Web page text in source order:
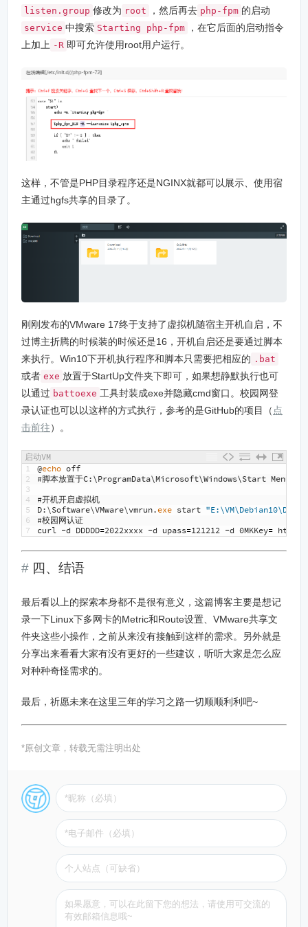
listen.group 修改为 root ，然后再去 php-fpm 的启动
service 中搜索 Starting php-fpm
，在它后面的启动指令
上加上 -R 即可允许使用root用户运行。
这样，不管是PHP目录程序还是NGINX就都可以展示、使用宿
主通过hgfs共享的目录了。
刚刚发布的VMware 17终于支持了虚拟机随宿主开机自启，不
过博主折腾的时候装的时候还是16，开机自启还是要通过脚本
来执行。Win10下开机执行程序和脚本只需要把相应的 .bat
或者 exe 放置于StartUp文件夹下即可，如果想静默执行也可
以通过 battoexe 工具封装成exe并隐藏cmd窗口。校园网登
录认证也可以以这样的方式执行，参考的是GitHub的项目（ 点
击前往）。
启动VM
1
2
3
4
5
6
7
@echo off
#脚本放置于C:\ProgramData\Microsoft\Windows\Start
#开机开启虚拟机
D:\Software\VMware\vmrun.exe start
#校园网认证
curl -d DDDDD=2022xxxx -d upass=121212 -d 0MKKey= http
四、结语
最后看以上的探索本身都不是很有意义，这篇博客主要是想记
录一下Linux下多网卡的Metric和Route设置、VMware共享文
件夹这些小操作，之前从来没有接触到这样的需求。另外就是
分享出来看看大家有没有更好的一些建议，听听大家是怎么应
对种种奇怪需求的。
最后，祈愿未来在这里三年的学习之路一切顺顺利利吧~
*原创文章，转载无需注明出处